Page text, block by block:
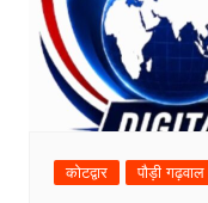
कोटद्वार पौड़ी गढ़वाल